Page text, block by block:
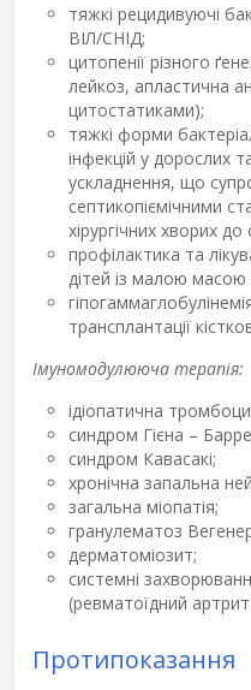
тяжкі рецидивуючі
ВІЛ/СНІД;
цитопенії різного
лейкоз, апластична
цитостатиками);
тяжкі форми
інфекцій у дорослих
ускладнення, що
септикопіємічними
хірургічних хворих до
профілактика та
дітей із малою масою
трансплантації
Імуномодулююча терапія:
ідіопатична
синдром Гієна –
синдром Кавасакі;
хронічна запальна
загальна міопатія;
гранулематоз
дерматоміозит;
системні
(ревматоїдний
Протипоказання